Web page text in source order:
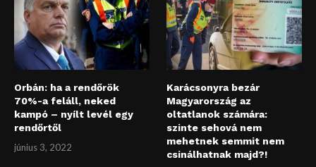
Orbán: ha a rendőrök
70%-a feláll, neked
kampó – nyílt levél egy
rendőrtől
június 3, 2022
Karácsonyra bezár
Magyarország az
oltatlanok számára:
szinte sehová nem
mehetnek semmit nem
csinálhatnak majd?!